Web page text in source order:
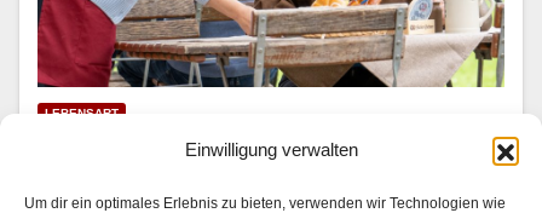
Einwilligung verwalten
Um dir ein optimales Erlebnis zu bieten, verwenden wir Technologien wie
LEBENSART
Mariella Ahrens wird Hotelkritikerin
31. JULI 2026